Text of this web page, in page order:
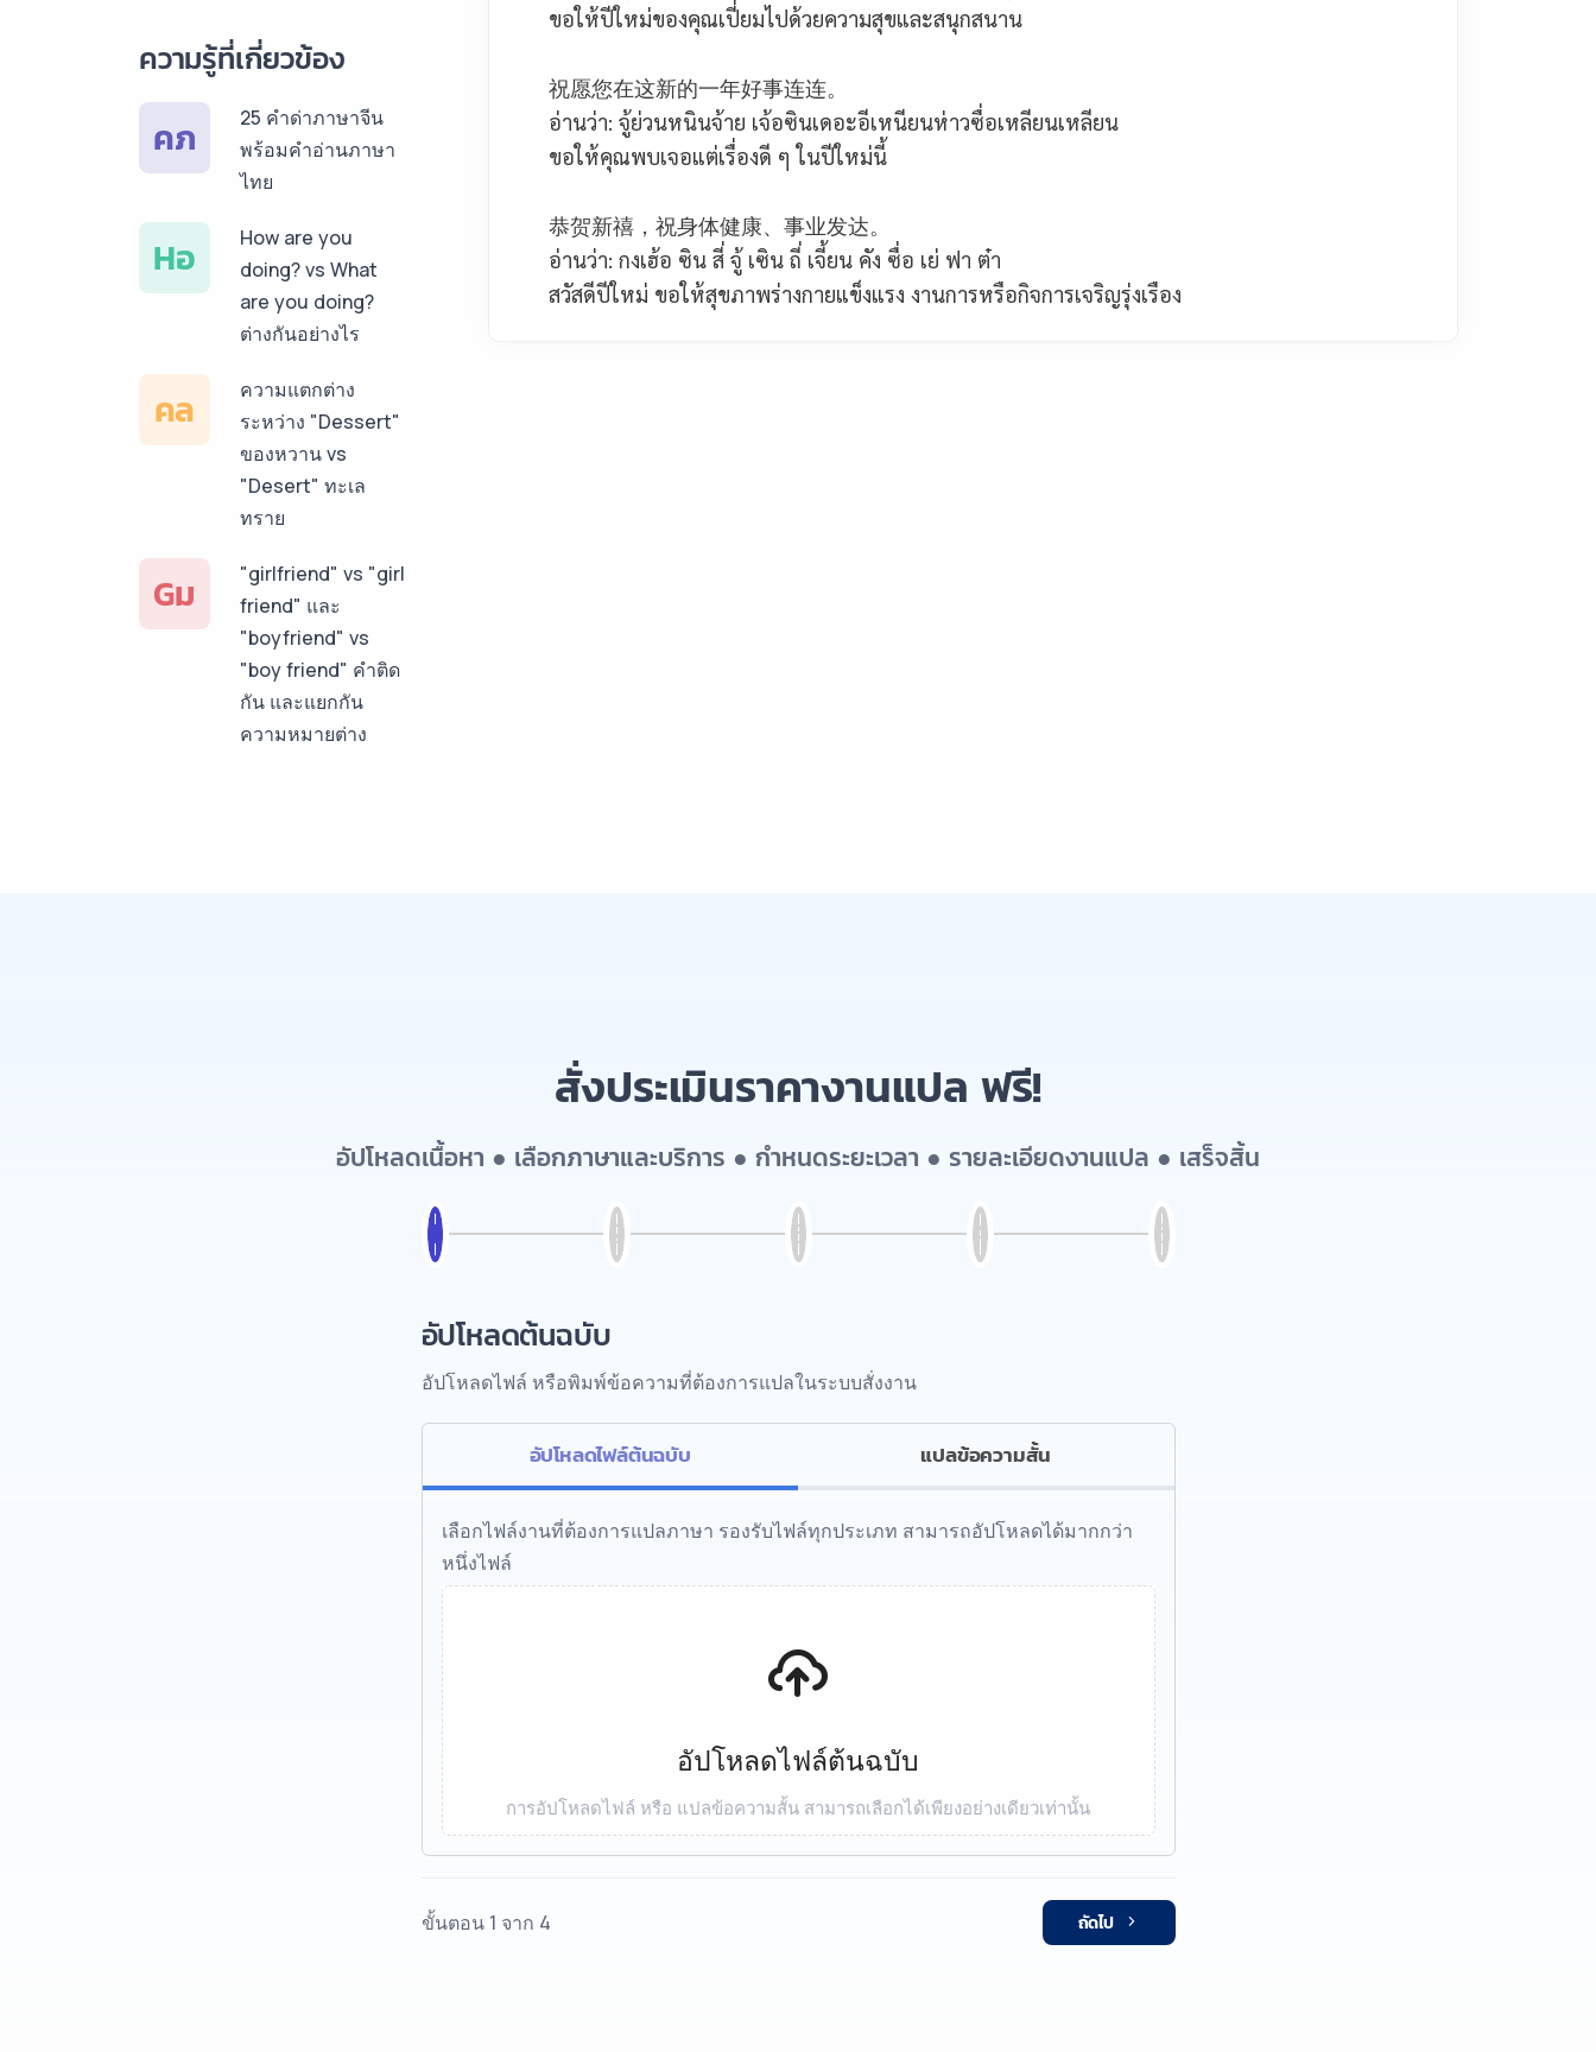
ขอให้ปีใหม่ของคุณเปี่ยมไปด้วยความสุขและสนุกสนาน
祝愿您在这新的一年好事连连。
อ่านว่า: จู้ย่วนหนินจ้าย เจ้อซินเดอะอีเหนียนห่าวซื่อเหลียนเหลียน
ขอให้คุณพบเจอแต่เรื่องดี ๆ ในปีใหม่นี้
恭贺新禧，祝身体健康、事业发达。
อ่านว่า: กงเฮ้อ ซิน สี่ จู้ เซิน ถี่ เจี้ยน คัง ซื่อ เย่ ฟา ต๋า
สวัสดีปีใหม่ ขอให้สุขภาพร่างกายแข็งแรง งานการหรือกิจการเจริญรุ่งเรือง
บริการรับแปลภาษา
เยอรมัน ราคาเริ่ม
ต้น 150฿
บริการรับแปลภาษา
รัสเซีย ราคาเริ่มต้น
150฿
บริการรับแปลภาษา
ทั่วไทย ราคาเริ่มต้น
150฿
ความรู้ที่เกี่ยวข้อง
คภ
25 คำด่าภาษาจีน
พร้อมคำอ่านภาษา
ไทย
Hอ
How are you
doing? vs What
are you doing?
ต่างกันอย่างไร
คล
ความแตกต่าง
ระหว่าง "Dessert"
ของหวาน vs
"Desert" ทะเล
ทราย
Gม
"girlfriend" vs "girl
friend" และ
"boyfriend" vs
"boy friend" คำติด
กัน และแยกกัน
ความหมายต่าง
สั่งประเมินราคางานแปล ฟรี!
อัปโหลดเนื้อหา ● เลือกภาษาและบริการ ● กำหนดระยะเวลา ● รายละเอียดงานแปล ● เสร็จสิ้น
อัปโหลดต้นฉบับ
อัปโหลดไฟล์ หรือพิมพ์ข้อความที่ต้องการแปลในระบบสั่งงาน
อัปโหลดไฟล์ต้นฉบับ แปลข้อความสั้น
เลือกไฟล์งานที่ต้องการแปลภาษา รองรับไฟล์ทุกประเภท สามารถอัปโหลดได้มากกว่า
หนึ่งไฟล์
อัปโหลดไฟล์ต้นฉบับ
การอัปโหลดไฟล์ หรือ แปลข้อความสั้น สามารถเลือกได้เพียงอย่างเดียวเท่านั้น
ขั้นตอน 1 จาก 4 ถัดไป